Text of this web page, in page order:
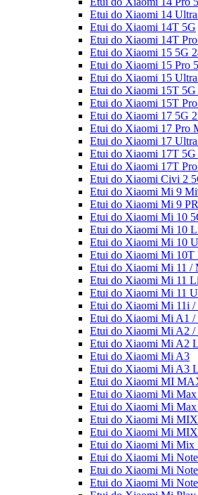
Etui do Xiaomi 14
Etui do Xiaomi 14T 5G
Etui do Xiaomi 14T
Etui do Xiaomi 15 5G
Etui do Xiaomi 15 Pro
Etui do Xiaomi 15
Etui do Xiaomi 15T
Etui do Xiaomi 15T
Etui do Xiaomi 17 5G
Etui do Xiaomi 17 Pro
Etui do Xiaomi 17
Etui do Xiaomi 17T
Etui do Xiaomi 17T
Etui do Xiaomi Civi 2
Etui do Xiaomi Mi 9
Etui do Xiaomi Mi 9
Etui do Xiaomi Mi 10
Etui do Xiaomi Mi 10
Etui do Xiaomi Mi 10
Etui do Xiaomi Mi 10T
Etui do Xiaomi Mi 11 /
Etui do Xiaomi Mi 11
Etui do Xiaomi Mi 11
Etui do Xiaomi Mi 11i /
Etui do Xiaomi Mi A1
Etui do Xiaomi Mi A2
Etui do Xiaomi Mi A2
Etui do Xiaomi Mi A3
Etui do Xiaomi Mi A3
Etui do Xiaomi MI
Etui do Xiaomi Mi Max
Etui do Xiaomi Mi
Etui do Xiaomi Mi
Etui do Xiaomi Mi
Etui do Xiaomi Mi Mix
Etui do Xiaomi Mi
Etui do Xiaomi Mi
Etui do Xiaomi Mi